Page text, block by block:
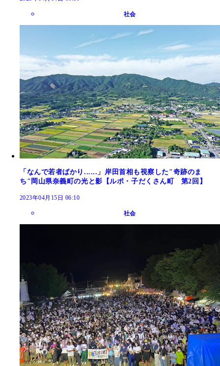
社会
「なんで若者ばかり......」岸田首相も視察した"奇跡のま
ち"岡山県奈義町の光と影【ルポ・子だくさん町 第2回】
2023年04月15日 06:10
社会